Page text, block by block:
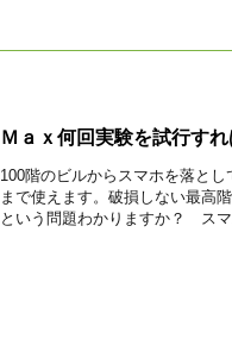
Ｍａｘ何回実験を試行すれ
100階のビルからスマホを落と
まで使えます。破損しない最高
という問題わかりますか？ ス